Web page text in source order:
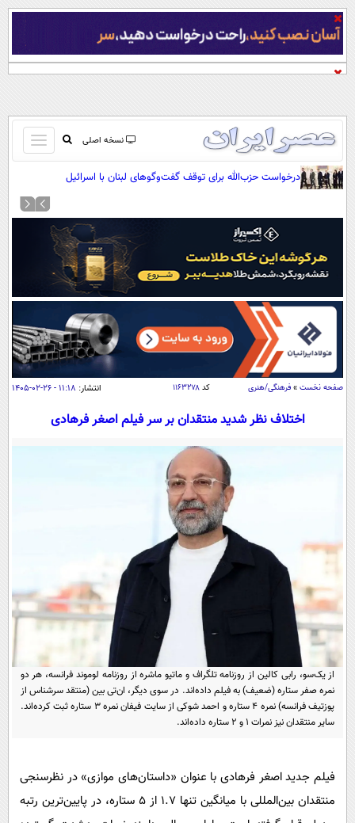
نسخه اصلی
باز
و
کردن
صفحه اول
آرشیو
نظرسنجی
آب و هوا
اوقات شرعی
سواد زندگی
اقتصاد
اقتصادی
جامعه
حوادث
سلامت
یک برش دانایی
محیط زیست
سفر و تفریح
بین الملل
سیاست خارجی
فرهنگ و هنر
علم و دانش
فناوری و It
علمی
اخبار کریپتو
قرآن
گوناگون
سرگرمی
باشگاه مغز
مجله تصویری سلاح
فیلم
اقتصاد
سیاست
سرگرمی
گوناگون
حوادث
عصر ایران 2
خواندنی ها و دیدنی ها
داستان کوتاه
پیامک
آشپزی
دانلود
آموزش زبان
درخواست حزب‌الله برای توقف گفت‌وگوهای لبنان با اسرائیل
صفحه نخست » فرهنگی/هنری کد ۱۱۶۳۲۷۸ انتشار: ۱۱:۱۸ - ۲۶-۰۲-۱۴۰۵
اختلاف‌ نظر شدید منتقدان بر سر فیلم اصغر فرهادی
از یک‌سو، رابی کالین از روزنامه تلگراف و ماتیو ماشره از روزنامه لوموند فرانسه، هر دو
نمره صفر ستاره (ضعیف) به فیلم داده‌اند. در سوی دیگر، ان‌تی بین (منتقد سرشناس از
پوزتیف فرانسه) نمره ۴ ستاره و احمد شوکی از سایت فیفان نمره ۳ ستاره ثبت کرده‌اند.
سایر منتقدان نیز نمرات ۱ و ۲ ستاره داده‌اند.
فیلم جدید اصغر فرهادی با عنوان «داستان‌های موازی» در نظرسنجی
منتقدان بین‌المللی با میانگین تنها ۱.۷ از ۵ ستاره، در پایین‌ترین رتبه